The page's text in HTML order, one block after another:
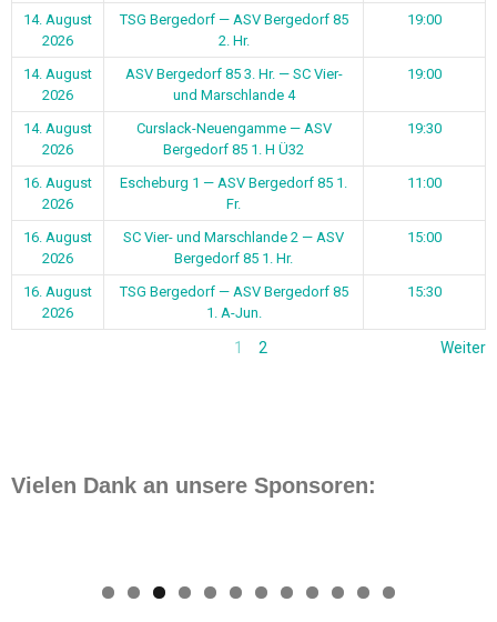
14. August
2026
TSG Bergedorf — ASV Bergedorf 85
2. Hr.
19:00
14. August
2026
ASV Bergedorf 85 3. Hr. — SC Vier-
und Marschlande 4
19:00
14. August
2026
Curslack-Neuengamme — ASV
Bergedorf 85 1. H Ü32
19:30
16. August
2026
Escheburg 1 — ASV Bergedorf 85 1.
Fr.
11:00
16. August
2026
SC Vier- und Marschlande 2 — ASV
Bergedorf 85 1. Hr.
15:00
16. August
2026
TSG Bergedorf — ASV Bergedorf 85
1. A-Jun.
15:30
1 2 Weiter
Vielen Dank an unsere Sponsoren:
0 1 2